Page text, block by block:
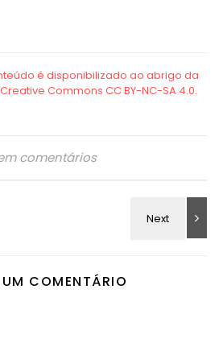
comentários
UM COMENTÁRIO